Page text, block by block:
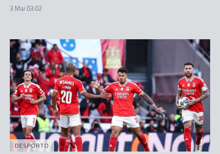
3 Mai 03:02
DESPORTO